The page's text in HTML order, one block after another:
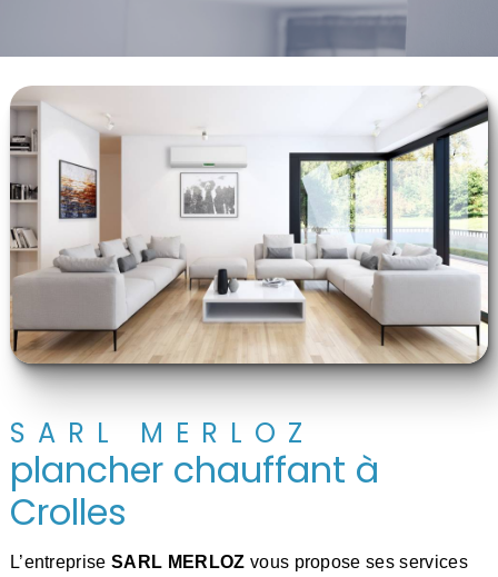
SARL MERLOZ
plancher chauffant à
Crolles
L’entrepriseSARL MERLOZ vous propose ses services